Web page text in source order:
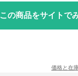
この商品をサイトで
価格と在